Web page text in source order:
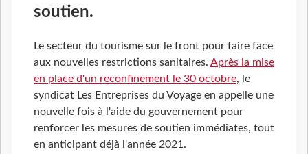
soutien.
Le secteur du tourisme sur le front pour faire face
aux nouvelles restrictions sanitaires. Après la mise
en place d'un reconfinement le 30 octobre, le
syndicat Les Entreprises du Voyage en appelle une
nouvelle fois à l'aide du gouvernement pour
renforcer les mesures de soutien immédiates, tout
en anticipant déjà l'année 2021.